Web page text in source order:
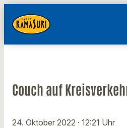
Couch auf
24. Oktober 2022 · 12:21 Uhr